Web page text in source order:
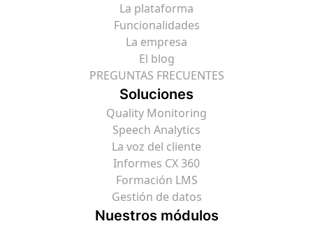
La plataforma
Funcionalidades
La empresa
El blog
PREGUNTAS FRECUENTES
Soluciones
Quality Monitoring
Speech Analytics
La voz del cliente
Informes CX 360
Formación LMS
Gestión de datos
Nuestros módulos